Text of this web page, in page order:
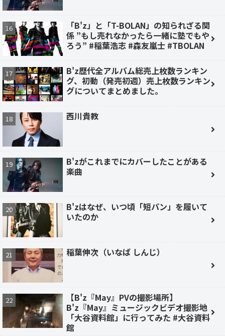
「B'z」と「T-BOLAN」の知られざる関
係 ”もし売れなかったら一緒に塾でもや
ろう” #稲葉浩志 #森友嵐士 #TBOLAN
B'z歴代全アルバム総売上枚数ランキン
グ、初動（発売初週）売上枚数ランキン
グについてまとめました。
西川貴教
B'zがこれまでにカバーしたことがある
楽曲
B'zはなぜ、いつ頃「短パン」を履いて
いたのか
稲葉伸次（いなば しんじ）
【B'z『May』PVの撮影場所】
B'z『May』ミュージックビデオ撮影地
「大谷資料館」に行ってみた #大谷資料
館